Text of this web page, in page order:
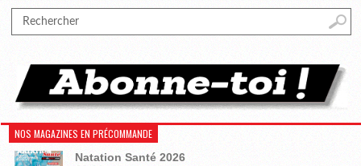
NOS MAGAZINES EN PRÉCOMMANDE
Natation Santé 2026